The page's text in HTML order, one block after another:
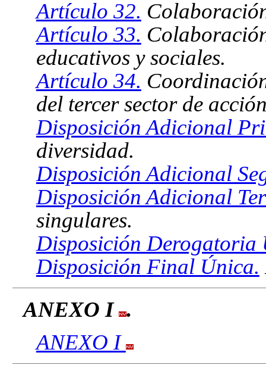
Artículo 32.
Artículo 33.
educativos y sociales.
Artículo 34.
del tercer sector de
Disposición Adicional
diversidad.
Disposición Adicional
Disposición Adicional
singulares.
Disposición Derogatoria
Disposición Final Única.
ANEXO I .
ANEXO I